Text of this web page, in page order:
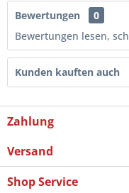
Bewertungen
0
Bewertungen lesen,
Kunden kauften auch
Zahlung
Versand
Shop Service